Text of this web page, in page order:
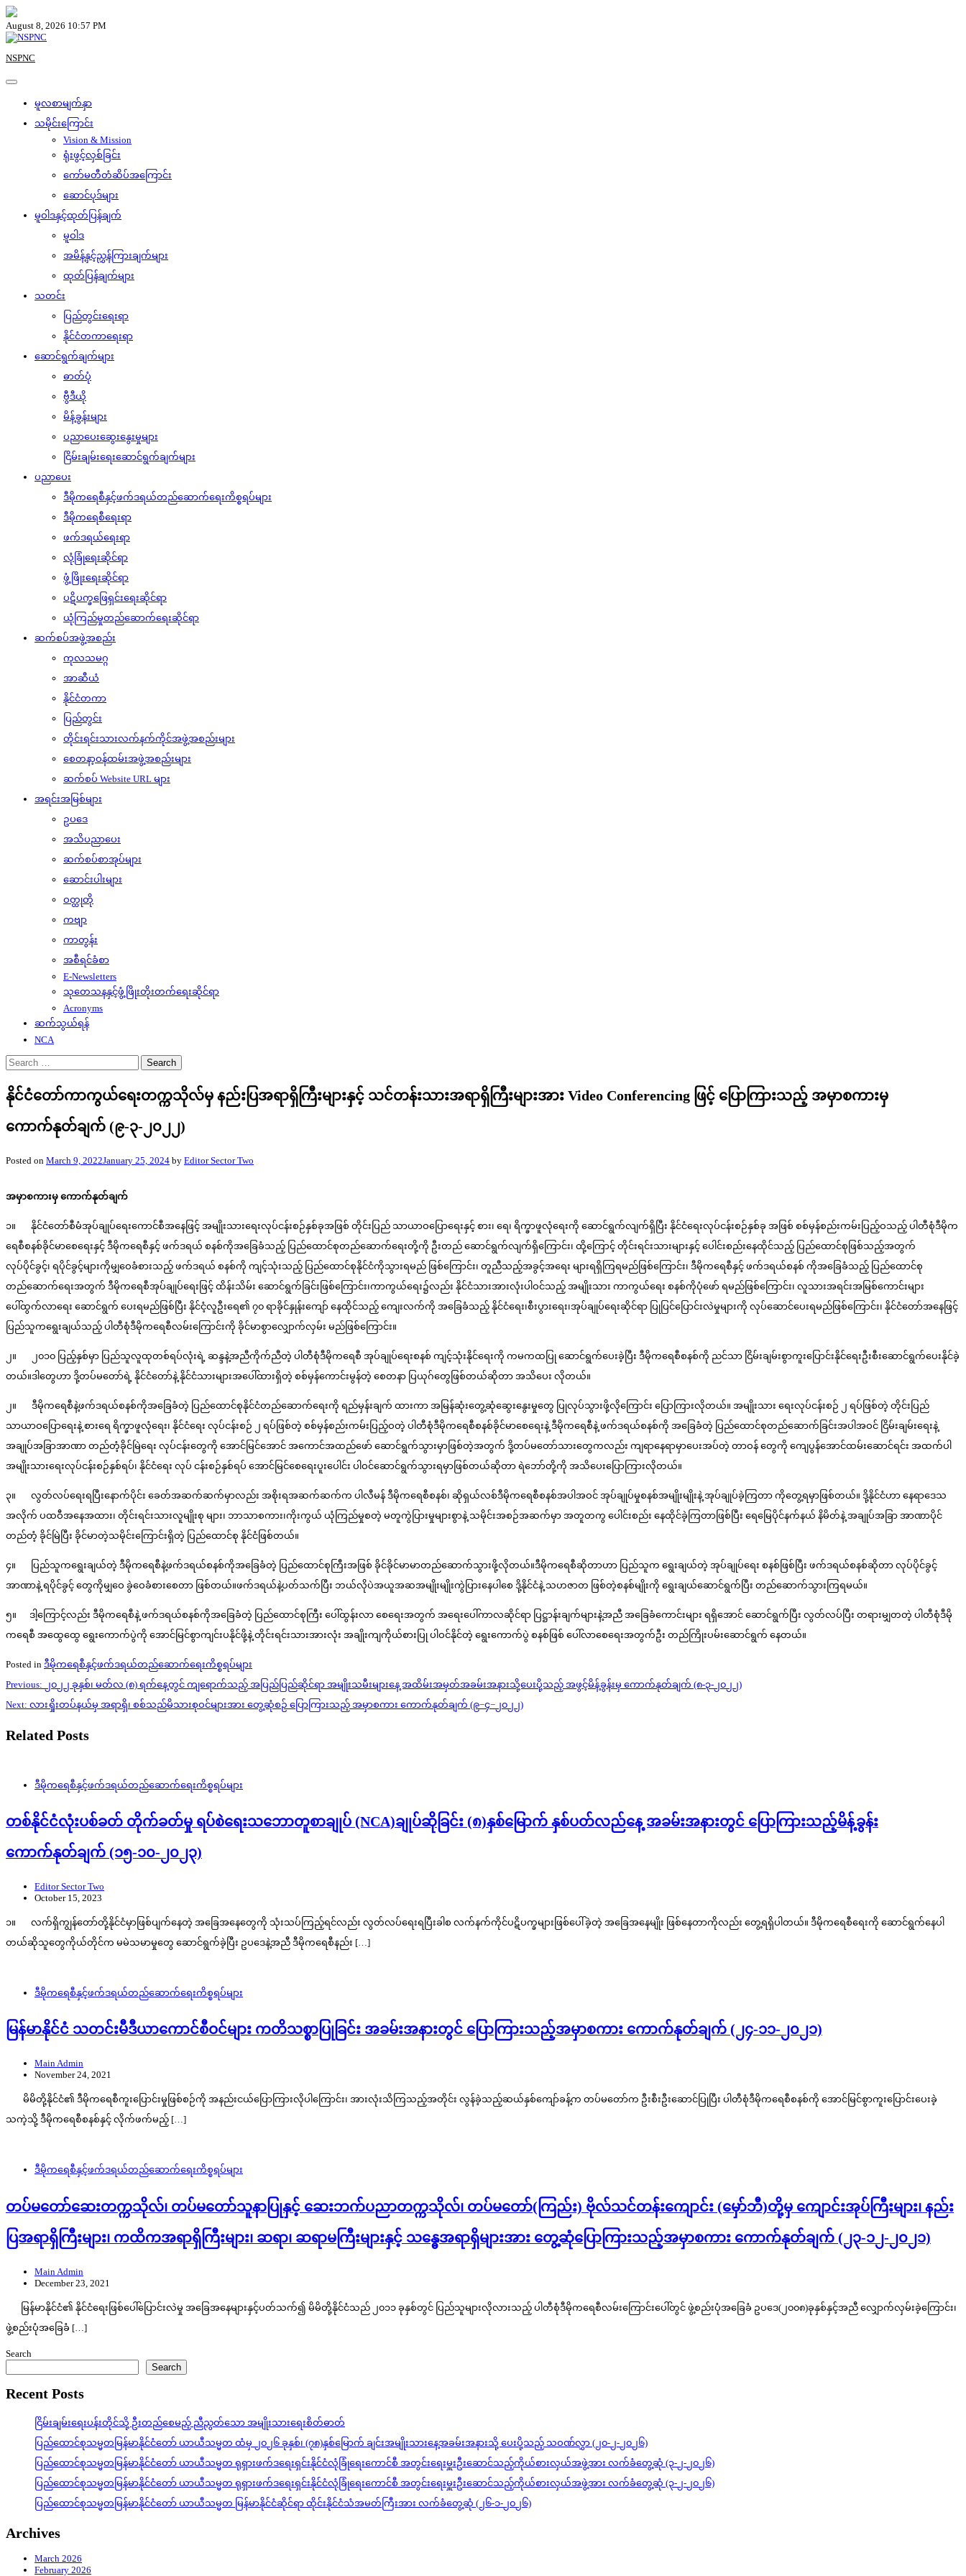
Skip
to
content
August 8, 2026 10:57 PM
NSPNC
မူလစာမျက်နှာ
သမိုင်းကြောင်း
Vision & Mission
ရုံးဖွင့်လှစ်ခြင်း
ကော်မတီတံဆိပ်အကြောင်း
ဆောင်ပုဒ်များ
မူဝါဒနှင့်ထုတ်ပြန်ချက်
မူဝါဒ
အမိန့်နှင့်ညွှန်ကြားချက်များ
ထုတ်ပြန်ချက်များ
သတင်း
ပြည်တွင်းရေးရာ
နိုင်ငံတကာရေးရာ
ဆောင်ရွက်ချက်များ
ဓာတ်ပုံ
ဗွီဒီယို
မိန့်ခွန်းများ
ပညာပေးဆွေးနွေးမှုများ
ငြိမ်းချမ်းရေးဆောင်ရွက်ချက်များ
ပညာပေး
ဒီမိုကရေစီနှင့်ဖက်ဒရယ်တည်ဆောက်‌ရေးကိစ္စရပ်များ
ဒီမိုကရေစီရေးရာ
ဖက်ဒရယ်ရေးရာ
လုံခြုံရေးဆိုင်ရာ
ဖွံ့ဖြိုးရေးဆိုင်ရာ
ပဋိပက္ခဖြေရှင်းရေးဆိုင်ရာ
ယုံကြည်မှုတည်ဆောက်ရေးဆိုင်ရာ
ဆက်စပ်အဖွဲ့အစည်း
ကုလသမဂ္ဂ
အာဆီယံ
နိုင်ငံတကာ
ပြည်တွင်း
တိုင်းရင်းသားလက်နက်ကိုင်အဖွဲ့အစည်းများ
စေတနာ့ဝန်ထမ်းအဖွဲ့အစည်းများ
ဆက်စပ် Website URL များ
အရင်းအမြစ်များ
ဥပဒေ
အသိပညာပေး
ဆက်စပ်စာအုပ်များ
ဆောင်းပါးများ
ဝတ္ထုတို
ကဗျာ
ကာတွန်း
အစီရင်ခံစာ
E-Newsletters
သုတေသနနှင့်ဖွံ့ဖြိုးတိုးတက်ရေးဆိုင်ရာ
Acronyms
ဆက်သွယ်ရန်
NCA
Search
for:
နိုင်ငံတော်ကာကွယ်ရေးတက္ကသိုလ်မှ နည်းပြအရာရှိကြီးများနှင့် သင်တန်းသားအရာရှိကြီးများအား Video Conferencing ဖြင့် ပြောကြားသည့် အမှာစကားမှ
ကောက်နုတ်ချက် (၉-၃-၂၀၂၂)
Posted on March 9, 2022January 25, 2024 by Editor Sector Two
အမှာစကားမှ ကောက်နုတ်ချက်
၁။ နိုင်ငံတော်စီမံအုပ်ချုပ်ရေးကောင်စီအနေဖြင့် အမျိုးသားရေးလုပ်ငန်းစဉ်နှစ်ခုအဖြစ် တိုင်းပြည် သာယာဝပြောရေးနှင့် စား၊ ရေ၊ ရိက္ခာဖူလုံရေးကို ဆောင်ရွက်လျက်ရှိပြီး နိုင်ငံရေးလုပ်ငန်းစဉ်နှစ်ခု အဖြစ် စစ်မှန်စည်းကမ်းပြည့်ဝသည့် ပါတီစုံဒီမိုက
ရေစီစနစ်ခိုင်မာစေရေးနှင့် ဒီမိုကရေစီနှင့် ဖက်ဒရယ် စနစ်ကိုအခြေခံသည့် ပြည်ထောင်စုတည်ဆောက်ရေးတို့ကို ဦးတည် ဆောင်ရွက်လျက်ရှိကြောင်း၊ ထို့ကြောင့် တိုင်းရင်းသားများနှင့် ပေါင်းစည်းနေထိုင်သည့် ပြည်ထောင်စုဖြစ်သည့်အတွက်
လုပ်ပိုင်ခွင့်၊ ရပိုင်ခွင့်များကိုမျှဝေခံစားသည့် ဖက်ဒရယ် စနစ်ကို ကျင့်သုံးသည့် ပြည်ထောင်စုနိုင်ငံကိုသွားရမည် ဖြစ်ကြောင်း၊ တူညီသည့်အခွင့်အရေး များရရှိကြရမည်ဖြစ်ကြောင်း၊ ဒီမိုကရေစီနှင့် ဖက်ဒရယ်စနစ် ကိုအခြေခံသည့် ပြည်ထောင်စု
တည်ဆောက်ရေးအတွက် ဒီမိုကရေစီအုပ်ချုပ်ရေးဖြင့် ထိန်းသိမ်း ဆောင်ရွက်ခြင်းဖြစ်ကြောင်း၊ကာကွယ်ရေး၌လည်း နိုင်ငံသားအားလုံးပါဝင်သည့် အမျိုးသား ကာကွယ်ရေး စနစ်ကိုပုံဖော် ရမည်ဖြစ်ကြောင်း၊ လူသားအရင်းအမြစ်ကောင်းများ
ပေါ်ထွက်လာရေး ဆောင်ရွက် ပေးရမည်ဖြစ်ပြီး နိုင်ငံ့လူဦးရေ၏ ၇၀ ရာခိုင်နှုန်းကျော် နေထိုင်သည့် ကျေးလက်ကို အခြေခံသည့် နိုင်ငံရေး၊စီးပွားရေး၊အုပ်ချုပ်ရေးဆိုင်ရာ ပြုပြင်ပြောင်းလဲမှုများကို လုပ်ဆောင်ပေးရမည်ဖြစ်ကြောင်း၊ နိုင်ငံတော်အနေဖြင့်
ပြည်သူကရွေးချယ်သည့် ပါတီစုံဒီမိုကရေစီလမ်းကြောင်းကို ခိုင်မာစွာလျှောက်လှမ်း မည်ဖြစ်ကြောင်း။
၂။ ၂၀၁၀ ပြည့်နှစ်မှာ ပြည်သူလူထုတစ်ရပ်လုံးရဲ့ ဆန္ဒနဲ့အညီကိုက်ညီတဲ့ ပါတီစုံဒီမိုကရေစီ အုပ်ချုပ်ရေးစနစ် ကျင့်သုံးနိုင်ရေးကို ကမကထပြု ဆောင်ရွက်ပေးခဲ့ပြီး ဒီမိုကရေစီစနစ်ကို ညင်သာ ငြိမ်းချမ်းစွာကူးပြောင်းနိုင်ရေးဦးစီးဆောင်ရွက်ပေးနိုင်ခဲ့
တယ်။ဒါတွေဟာ ဒို့တပ်မတော်ရဲ့ နိုင်ငံတော်နဲ့ နိုင်ငံသားများအပေါ်ထားရှိတဲ့ စစ်မှန်ကောင်းမွန်တဲ့ စေတနာ ပြယုဂ်တွေဖြစ်တယ်ဆိုတာ အသိပေး လိုတယ်။
၂။ ဒီမိုကရေစီနဲ့ဖက်ဒရယ်စနစ်ကိုအခြေခံတဲ့ ပြည်ထောင်စုနိုင်ငံတည်ဆောက်ရေးကို ရည်မှန်းချက် ထားကာ အမြန်ဆုံးတွေ့ဆုံဆွေးနွေးမှုတွေ ပြုလုပ်သွားဖို့လိုကြောင်း ပြောကြားလိုတယ်။ အမျိုးသား ရေးလုပ်ငန်းစဉ် ၂ ရပ်ဖြစ်တဲ့ တိုင်းပြည်
သာယာဝပြောရေးနဲ့ စားရေ ရိက္ခာဖူလုံရေး၊ နိုင်ငံရေး လုပ်ငန်းစဉ် ၂ ရပ်ဖြစ်တဲ့ စစ်မှန်စည်းကမ်းပြည့်ဝတဲ့ ပါတီစုံဒီမိုကရေစီစနစ်ခိုင်မာစေရေးနဲ့ ဒီမိုကရေစီနဲ့ ဖက်ဒရယ်စနစ်ကို အခြေခံတဲ့ ပြည်ထောင်စုတည်ဆောက်ခြင်းအပါအဝင် ငြိမ်းချမ်းရေးနဲ့
အချုပ်အခြာအာဏာ တည်တံ့ခိုင်မြဲရေး လုပ်ငန်းတွေကို အောင်မြင်အောင် အကောင်အထည်ဖော် ဆောင်ရွက်သွားမှာဖြစ်တဲ့အတွက် ဒို့တပ်မတော်သားတွေကလည်း ကျရာနေရာမှာပေးအပ်တဲ့ တာဝန် တွေကို ကျေပွန်အောင်ထမ်းဆောင်ရင်း အထက်ပါ
အမျိုးသားရေးလုပ်ငန်းစဉ်နှစ်ရပ်၊ နိုင်ငံရေး လုပ် ငန်းစဉ်နှစ်ရပ် အောင်မြင်စေရေးပူးပေါင်း ပါဝင်ဆောင်ရွက်သွားရမှာဖြစ်တယ်ဆိုတာ ရဲဘော်တို့ကို အသိပေးပြောကြားလိုတယ်။
၃။ လွတ်လပ်ရေးရပြီးနောက်ပိုင်း ခေတ်အဆက်ဆက်မှာလည်း အစိုးရအဆက်ဆက်က ပါလီမန် ဒီမိုကရေစီစနစ်၊ ဆိုရှယ်လစ်ဒီမိုကရေစီစနစ်အပါအဝင် အုပ်ချုပ်မှုစနစ်အမျိုးမျိုးနဲ့ အုပ်ချုပ်ခဲ့ကြတာ ကိုတွေ့ရမှာဖြစ်တယ်။ ဒို့နိုင်ငံဟာ နေရာဒေသ
အလိုက် ပထဝီအနေအထား၊ တိုင်းရင်းသားလူမျိုးစု များ၊ ဘာသာစကား၊ကိုးကွယ် ယုံကြည်မှုစတဲ့ မတူကွဲပြားမှုများစွာနဲ့ သမိုင်းအစဉ်အဆက်မှာ အတူတကွ ပေါင်းစည်း နေထိုင်ခဲ့ကြတာဖြစ်ပြီး ရေမြေပိုင်နက်နယ် နိမိတ်နဲ့ အချုပ်အခြာ အာဏာပိုင်
တည်တံ့ ခိုင်မြဲပြီး ခိုင်မာတဲ့သမိုင်းကြောင်းရှိတဲ့ ပြည်ထောင်စု နိုင်ငံဖြစ်တယ်။
၄။ ပြည်သူကရွေးချယ်တဲ့ ဒီမိုကရေစီနဲ့ဖက်ဒရယ်စနစ်ကိုအခြေခံတဲ့ ပြည်ထောင်စုကြီးအဖြစ် ခိုင်ခိုင်မာမာတည်ဆောက်သွားဖို့လိုတယ်။ဒီမိုကရေစီဆိုတာဟာ ပြည်သူက ရွေးချယ်တဲ့ အုပ်ချုပ်ရေး စနစ်ဖြစ်ပြီး ဖက်ဒရယ်စနစ်ဆိုတာ လုပ်ပိုင်ခွင့်
အာဏာနဲ့ ရပိုင်ခွင့် တွေကိုမျှဝေ ခွဲဝေခံစားစေတာ ဖြစ်တယ်။ဖက်ဒရယ်နဲ့ပတ်သက်ပြီး ဘယ်လိုပဲအယူအဆအမျိုးမျိုးကွဲပြားနေပါစေ ဒို့နိုင်ငံနဲ့ သဟဇာတ ဖြစ်တဲ့စနစ်မျိုးကို ရွေးချယ်ဆောင်ရွက်ပြီး တည်ဆောက်သွားကြရမယ်။
၅။ ဒါ့ကြောင့်လည်း ဒီမိုကရေစီနဲ့ ဖက်ဒရယ်စနစ်ကိုအခြေခံတဲ့ ပြည်ထောင်စုကြီး ပေါ်ထွန်းလာ စေရေးအတွက် အရေးပေါ်ကာလဆိုင်ရာ ပြဋ္ဌာန်းချက်များနဲ့အညီ အခြေခံကောင်းများ ရရှိအောင် ဆောင်ရွက်ပြီး လွတ်လပ်ပြီး တရားမျှတတဲ့ ပါတီစုံဒီမို
ကရေစီ အထွေထွေ ရွေးကောက်ပွဲကို အောင်မြင်စွာကျင်းပနိုင်ဖို့နဲ့ တိုင်းရင်းသားအားလုံး အချိုးကျကိုယ်စားပြု ပါဝင်နိုင်တဲ့ ရွေးကောက်ပွဲ စနစ်ဖြစ် ပေါ်လာစေရေးအတွက်ဦး တည်ကြိုးပမ်းဆောင်ရွက် နေတယ်။
Posted in ဒီမိုကရေစီနှင့်ဖက်ဒရယ်တည်ဆောက်‌ရေးကိစ္စရပ်များ
Post
navigation
Previous:
၂၀၂၂ ခုနှစ်၊ မတ်လ (၈) ရက်နေ့တွင် ကျရောက်သည့် အပြည်ပြည်ဆိုင်ရာ အမျိုးသမီးများနေ့ အထိမ်းအမှတ်အခမ်းအနားသို့ပေးပို့သည့် အဖွင့်မိန့်ခွန်းမှ ကောက်နုတ်ချက် (၈-၃-၂၀၂၂)
Next: လားရှိုးတပ်နယ်မှ အရာရှိ၊ စစ်သည်မိသားစုဝင်များအား တွေ့ဆုံစဉ် ပြောကြားသည့် အမှာစကား ကောက်နုတ်ချက် (၉−၄−၂၀၂၂)
Related Posts
ဒီမိုကရေစီနှင့်ဖက်ဒရယ်တည်ဆောက်‌ရေးကိစ္စရပ်များ
တစ်နိုင်ငံလုံးပစ်ခတ် တိုက်ခတ်မှု ရပ်စဲရေးသဘောတူစာချုပ် (NCA)ချုပ်ဆိုခြင်း (၈)နှစ်မြောက် နှစ်ပတ်လည်နေ့ အခမ်းအနားတွင် ပြောကြားသည့်မိန့်ခွန်း
ကောက်နုတ်ချက် (၁၅-၁၀-၂၀၂၃)
Editor Sector Two
October 15, 2023
၁။ လက်ရှိကျွန်တော်တို့နိုင်ငံမှာဖြစ်ပျက်နေတဲ့ အခြေအနေတွေကို သုံးသပ်ကြည့်ရင်လည်း လွတ်လပ်ရေးရပြီးခါစ လက်နက်ကိုင်ပဋိပက္ခများဖြစ်ပေါ်ခဲ့တဲ့ အခြေအနေမျိုး ဖြစ်နေတာကိုလည်း တွေ့ရရှိပါတယ်။ ဒီမိုကရေစီရေးကို ဆောင်ရွက်နေပါ
တယ်ဆိုသူတွေကိုယ်တိုင်က မမဲသမာမှုတွေ ဆောင်ရွက်ခဲ့ပြီး ဥပဒေနဲ့အညီ ဒီမိုကရေစီနည်း […]
ဒီမိုကရေစီနှင့်ဖက်ဒရယ်တည်ဆောက်‌ရေးကိစ္စရပ်များ
မြန်မာနိုင်ငံ သတင်းမီဒီယာကောင်စီဝင်များ ကတိသစ္စာပြုခြင်း အခမ်းအနားတွင် ပြောကြားသည့်အမှာစကား ကောက်နုတ်ချက် (၂၄-၁၁-၂၀၂၁)
Main Admin
November 24, 2021
မိမိတို့နိုင်ငံ၏ ဒီမိုကရေစီကူးပြောင်းမှုဖြစ်စဉ်ကို အနည်းငယ်ပြောကြားလိုပါကြောင်း၊ အားလုံးသိကြသည့်အတိုင်း လွန်ခဲ့သည့်ဆယ်နှစ်ကျော်ခန့်က တပ်မတော်က ဦးစီးဦးဆောင်ပြုပြီး ပါတီစုံဒီမိုကရေစီစနစ်ကို အောင်မြင်စွာကူးပြောင်းပေးခဲ့
သကဲ့သို့ ဒီမိုကရေစီစနစ်နှင့် လိုက်ဖက်မည့် […]
ဒီမိုကရေစီနှင့်ဖက်ဒရယ်တည်ဆောက်‌ရေးကိစ္စရပ်များ
တပ်မတော်ဆေးတက္ကသိုလ်၊ တပ်မတော်သူနာပြုနှင့် ဆေးဘက်ပညာတက္ကသိုလ်၊ တပ်မတော်(ကြည်း) ဗိုလ်သင်တန်းကျောင်း (မှော်ဘီ)တို့မှ ကျောင်းအုပ်ကြီးများ၊ နည်း
ပြအရာရှိကြီးများ၊ ကထိကအရာရှိကြီးများ၊ ဆရာ၊ ဆရာမကြီးများနှင့် သန္ဓေအရာရှိများအား တွေ့ဆုံပြောကြားသည့်အမှာစကား ကောက်နုတ်ချက် (၂၃-၁၂-၂၀၂၁)
Main Admin
December 23, 2021
မြန်မာနိုင်ငံ၏ နိုင်ငံရေးဖြစ်ပေါ်ပြောင်းလဲမှု အခြေအနေများနှင့်ပတ်သက်၍ မိမိတို့နိုင်ငံသည် ၂၀၁၁ ခုနှစ်တွင် ပြည်သူများလိုလားသည့် ပါတီစုံဒီမိုကရေစီလမ်းကြောင်းပေါ်တွင် ဖွဲ့စည်းပုံအခြေခံ ဥပဒေ(၂၀၀၈)ခုနှစ်နှင့်အညီ လျှောက်လှမ်းခဲ့ကြောင်း၊
ဖွဲ့စည်းပုံအခြေခံ […]
Search
Search
Recent Posts
ငြိမ်းချမ်းရေးပန်းတိုင်သို့ ဦးတည်စေမည့် ညီညွတ်သော အမျိုးသားရေးစိတ်ဓာတ်
ပြည်ထောင်စုသမ္မတမြန်မာနိုင်ငံတော် ယာယီသမ္မတ ထံမှ ၂၀၂၆ ခုနှစ်၊ (၇၈)နှစ်မြောက် ချင်းအမျိုးသားနေ့အခမ်းအနားသို့ ပေးပို့သည့် သဝဏ်လွှာ (၂၀-၂-၂၀၂၆)
ပြည်ထောင်စုသမ္မတမြန်မာနိုင်ငံတော် ယာယီသမ္မတ ရုရှားဖက်ဒရေးရှင်းနိုင်ငံလုံခြုံရေးကောင်စီ အတွင်းရေးမှူးဦးဆောင်သည့်ကိုယ်စားလှယ်အဖွဲ့အား လက်ခံတွေ့ဆုံ (၃-၂-၂၀၂၆)
ပြည်ထောင်စုသမ္မတမြန်မာနိုင်ငံတော် ယာယီသမ္မတ ရုရှားဖက်ဒရေးရှင်းနိုင်ငံလုံခြုံရေးကောင်စီ အတွင်းရေးမှူးဦးဆောင်သည့်ကိုယ်စားလှယ်အဖွဲ့အား လက်ခံတွေ့ဆုံ (၃-၂-၂၀၂၆)
ပြည်ထောင်စုသမ္မတမြန်မာနိုင်ငံတော် ယာယီသမ္မတ မြန်မာနိုင်ငံဆိုင်ရာ ထိုင်းနိုင်ငံသံအမတ်ကြီးအား လက်ခံတွေ့ဆုံ (၂၆-၁-၂၀၂၆)
Archives
March 2026
February 2026